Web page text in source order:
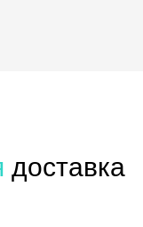
доставка